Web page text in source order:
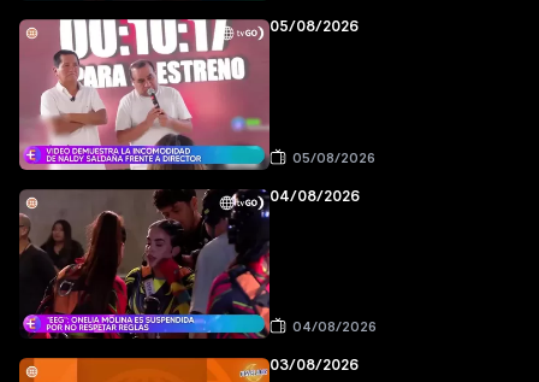
05/08/2026
05/08/2026
04/08/2026
04/08/2026
03/08/2026